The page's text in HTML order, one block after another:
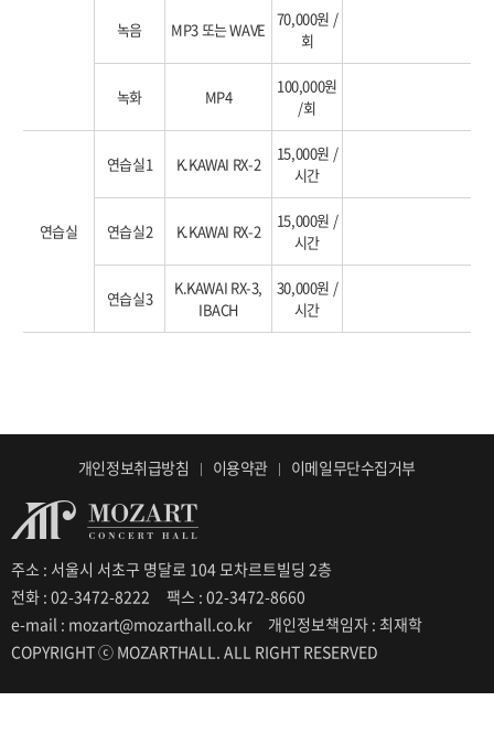
녹음 MP3 또는 WAVE
70,000원 /
회
녹화 MP4
100,000원
/회
연습실
연습실1 K.KAWAI RX-2
15,000원 /
시간
연습실2 K.KAWAI RX-2
15,000원 /
시간
연습실3
K.KAWAI RX-3,
IBACH
30,000원 /
시간
개인정보취급방침 이용약관 이메일무단수집거부
주소 : 서울시 서초구 명달로 104 모차르트빌딩 2층
전화 : 02-3472-8222
팩스 : 02-3472-8660
e-mail : mozart@mozarthall.co.kr
개인정보책임자 : 최재학
COPYRIGHT ⓒ MOZARTHALL. ALL RIGHT RESERVED